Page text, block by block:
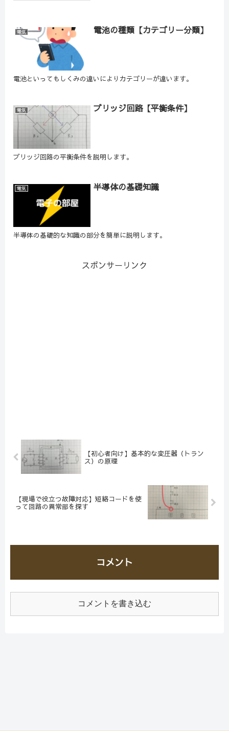
電気 電池の種類【カテゴリー分類】
電池といってもしくみの違いによりカテゴリーが違います。
電気 ブリッジ回路【平衡条件】
ブリッジ回路の平衡条件を説明します。
電気 半導体の基礎知識
半導体の基礎的な知識の部分を簡単に説明します。
スポンサーリンク
【初心者向け】基本的な変圧器（トラン
ス）の原理
【現場で役立つ故障対応】短絡コードを使
って回路の異常部を探す
コメント
コメントを書き込む